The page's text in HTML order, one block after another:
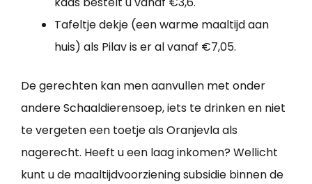
Tafeltje dekje (een warme maaltijd aan
huis) als Pilav is er al vanaf €7,05.
De gerechten kan men aanvullen met onder
andere Schaaldierensoep, iets te drinken en niet
te vergeten een toetje als Oranjevla als
nagerecht. Heeft u een laag inkomen? Wellicht
kunt u de maaltijdvoorziening subsidie binnen de